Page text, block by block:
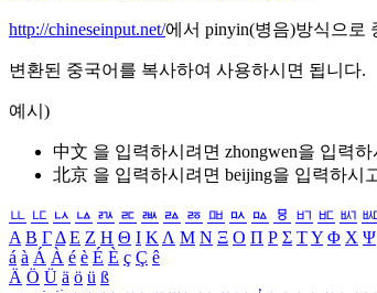
http://chineseinput.net/에서 pinyin(병음)방식으로
변환된 중국어를 복사하여 사용하시면 됩니다.
예시)
中文 을 입력하시려면 zhongwen을 입력하
北京 을 입력하시려면 beijing을 입력하시
ㅥ ㅦ ㅧ ㅨ ㅩ ㅪ ㅫ ㅬ ㅭ ㅮ ㅯ ㅰ ㅱ ㅲ ㅳ ㅴ ㅵ
Α Β ΓΔ Ε Ζ Η Θ Ι ΚΛ Μ Ν Ξ Ο Π Ρ Σ ΤΥ Φ Χ Ψ
á à Á À é è É È ç Ç ê
Ä Ö Ü ä ö ü ß